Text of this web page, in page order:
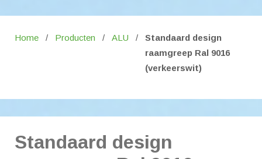
Home / Producten / ALU / Standaard design
raamgreep Ral 9016
(verkeerswit)
Standaard design